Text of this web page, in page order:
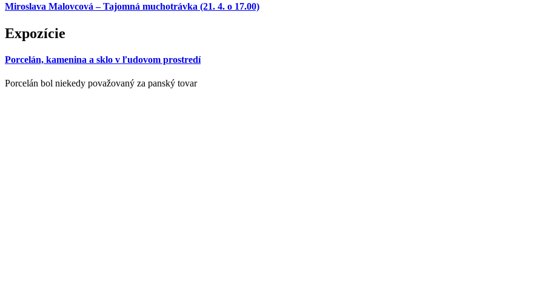
Miroslava Malovcová – Tajomná muchotrávka (21. 4. o 17.00)
Expozície
Porcelán, kamenina a sklo v ľudovom prostredí
Porcelán bol niekedy považovaný za panský tovar